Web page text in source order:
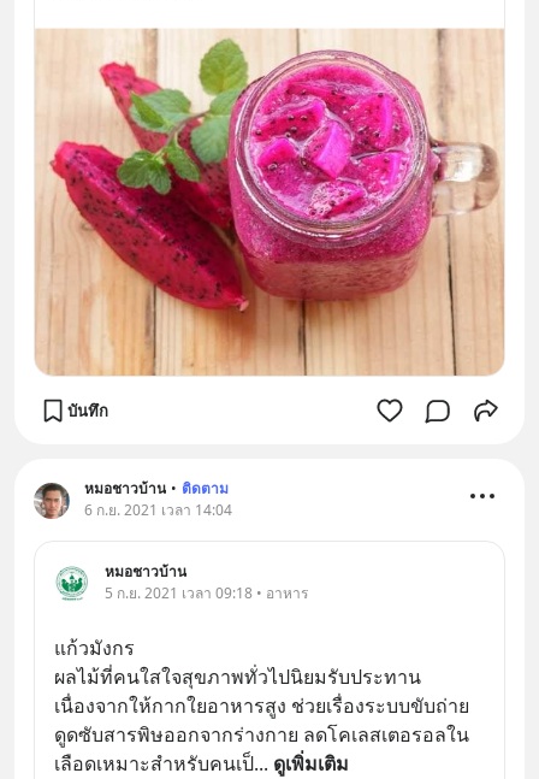
บันทึก
หมอชาวบ้าน • ติดตาม
6 ก.ย. 2021 เวลา 14:04
หมอชาวบ้าน
5 ก.ย. 2021 เวลา 09:18 • อาหาร
แก้วมังกร
ผลไม้ที่คนใสใจสุขภาพทั่วไปนิยมรับประทาน
เนื่องจากให้กากใยอาหารสูง ช่วยเรื่องระบบขับถ่าย
ดูดซับสารพิษออกจากร่างกาย ลดโคเลสเตอรอลใน
เลือดเหมาะสำหรับคนเป็... ดูเพิ่มเติม